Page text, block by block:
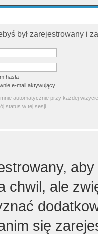
był zarejestrowany i
hasła
e-mail aktywujący
mnie automatycznie przy każdej wizycie
status w tej sesji
chwil, ale
się